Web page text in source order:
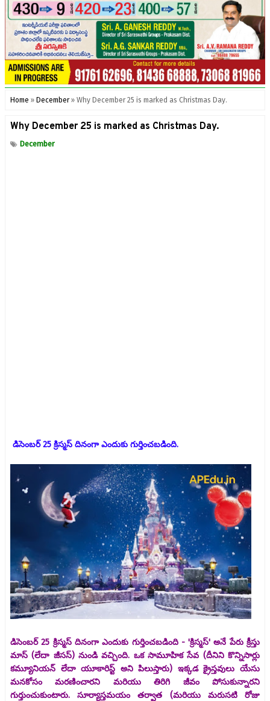
Home » December» Why December 25 is marked as Christmas Day.
Why December 25 is marked as Christmas Day.
December
డిసెంబర్ 25 క్రిస్మస్ దినంగా ఎందుకు గుర్తించబడింది.
డిసెంబర్ 25 క్రిస్మస్ దినంగా ఎందుకు గుర్తించబడింది - 'క్రిస్మస్' అనే పేరు క్రీస్తు
మాస్ (లేదా జీసస్) నుండి వచ్చింది. ఒక సామూహిక సేవ (దీనిని కొన్నిసార్లు
కమ్యూనియన్ లేదా యూకారిస్ట్ అని పిలుస్తారు) ఇక్కడ క్రైస్తవులు యేసు
మనకోసం మరణించారని మరియు తిరిగి జీవం పోసుకున్నారని
గుర్తుంచుకుంటారు. సూర్యాస్తమయం తర్వాత (మరియు మరుసటి రోజు